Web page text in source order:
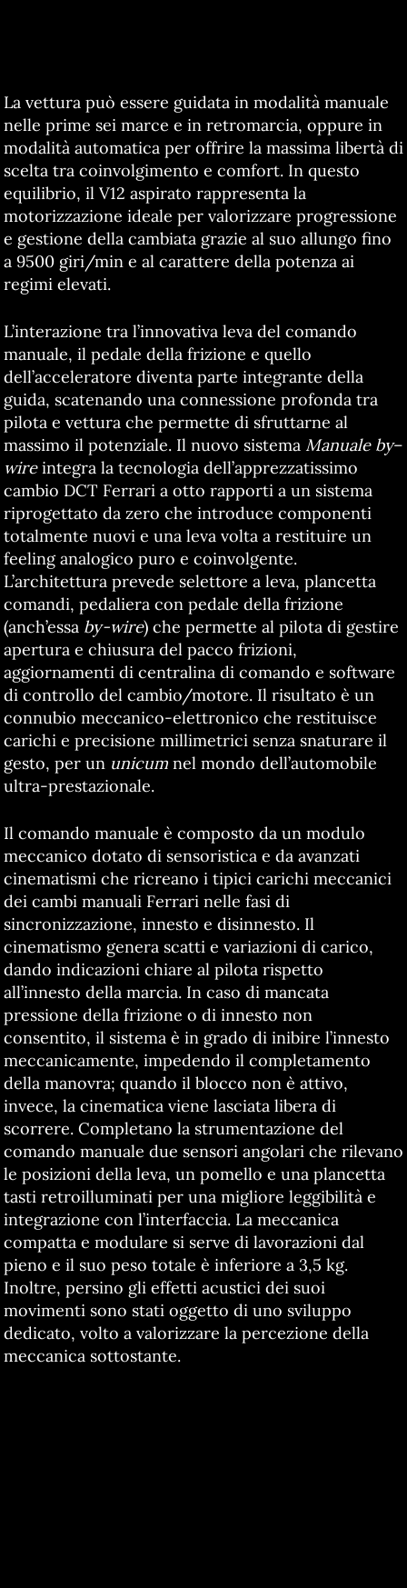
La vettura può essere guidata in modalità manuale
nelle prime sei marce e in retromarcia, oppure in
modalità automatica per offrire la massima libertà di
scelta tra coinvolgimento e comfort. In questo
equilibrio, il V12 aspirato rappresenta la
motorizzazione ideale per valorizzare progressione
e gestione della cambiata grazie al suo allungo fino
a 9500 giri/min e al carattere della potenza ai
regimi elevati.
L’interazione tra l’innovativa leva del comando
manuale, il pedale della frizione e quello
dell’acceleratore diventa parte integrante della
guida, scatenando una connessione profonda tra
pilota e vettura che permette di sfruttarne al
massimo il potenziale. Il nuovo sistema Manuale by–
wireintegra la tecnologia dell’apprezzatissimo
cambio DCT Ferrari a otto rapporti a un sistema
riprogettato da zero che introduce componenti
totalmente nuovi e una leva volta a restituire un
feeling analogico puro e coinvolgente.
L’architettura prevede selettore a leva, plancetta
comandi, pedaliera con pedale della frizione
(anch’essa by-wire) che permette al pilota di gestire
apertura e chiusura del pacco frizioni,
aggiornamenti di centralina di comando e software
di controllo del cambio/motore. Il risultato è un
connubio meccanico-elettronico che restituisce
carichi e precisione millimetrici senza snaturare il
gesto, per un unicumnel mondo dell’automobile
ultra-prestazionale.
Il comando manuale è composto da un modulo
meccanico dotato di sensoristica e da avanzati
cinematismi che ricreano i tipici carichi meccanici
dei cambi manuali Ferrari nelle fasi di
sincronizzazione, innesto e disinnesto. Il
cinematismo genera scatti e variazioni di carico,
dando indicazioni chiare al pilota rispetto
all’innesto della marcia. In caso di mancata
pressione della frizione o di innesto non
consentito, il sistema è in grado di inibire l’innesto
meccanicamente, impedendo il completamento
della manovra; quando il blocco non è attivo,
invece, la cinematica viene lasciata libera di
scorrere. Completano la strumentazione del
comando manuale due sensori angolari che rilevano
le posizioni della leva, un pomello e una plancetta
tasti retroilluminati per una migliore leggibilità e
integrazione con l’interfaccia. La meccanica
compatta e modulare si serve di lavorazioni dal
pieno e il suo peso totale è inferiore a 3,5 kg.
Inoltre, persino gli effetti acustici dei suoi
movimenti sono stati oggetto di uno sviluppo
dedicato, volto a valorizzare la percezione della
meccanica sottostante.